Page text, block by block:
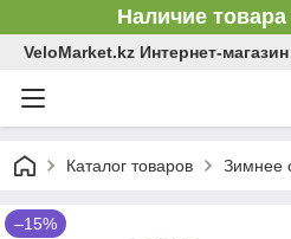
Наличие товара
VeloMarket.kz Интернет-магазин
Каталог товаров Зимнее
–15%